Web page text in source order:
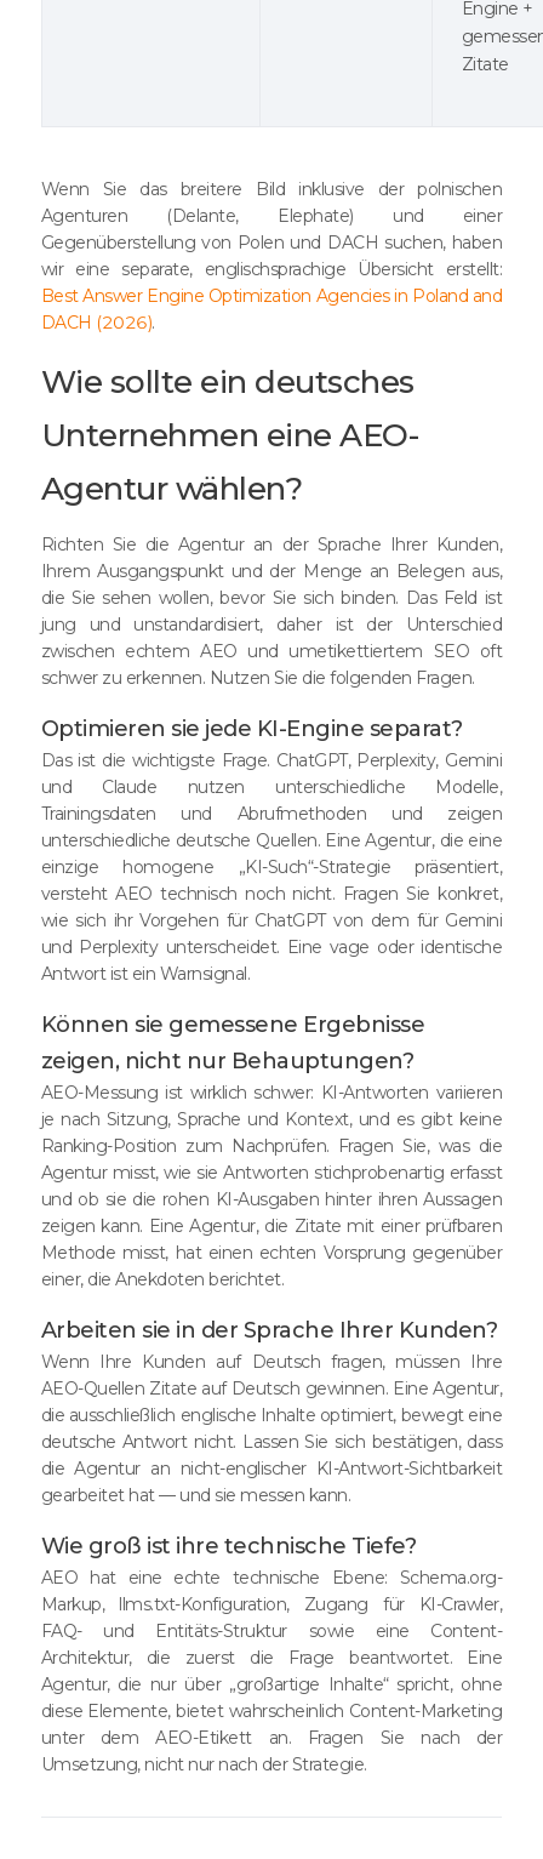
Engine +
Zitate
Wenn Sie das breitere Bild inklusive der polnischen
Agenturen (Delante, Elephate) und einer
Gegenüberstellung von Polen und DACH suchen, haben
wir eine separate, englischsprachige Übersicht erstellt:
Best Answer Engine Optimization Agencies in Poland and
DACH (2026).
Wie sollte ein deutsches
Unternehmen eine AEO-
Agentur wählen?
Richten Sie die Agentur an der Sprache Ihrer Kunden,
Ihrem Ausgangspunkt und der Menge an Belegen aus,
die Sie sehen wollen, bevor Sie sich binden. Das Feld ist
jung und unstandardisiert, daher ist der Unterschied
zwischen echtem AEO und umetikettiertem SEO oft
schwer zu erkennen. Nutzen Sie die folgenden Fragen.
Optimieren sie jede KI-Engine separat?
Das ist die wichtigste Frage. ChatGPT, Perplexity, Gemini
und Claude nutzen unterschiedliche Modelle,
Trainingsdaten und Abrufmethoden und zeigen
unterschiedliche deutsche Quellen. Eine Agentur, die eine
einzige homogene „KI-Such“-Strategie präsentiert,
versteht AEO technisch noch nicht. Fragen Sie konkret,
wie sich ihr Vorgehen für ChatGPT von dem für Gemini
und Perplexity unterscheidet. Eine vage oder identische
Antwort ist ein Warnsignal.
Können sie gemessene Ergebnisse
zeigen, nicht nur Behauptungen?
AEO-Messung ist wirklich schwer: KI-Antworten variieren
je nach Sitzung, Sprache und Kontext, und es gibt keine
Ranking-Position zum Nachprüfen. Fragen Sie, was die
Agentur misst, wie sie Antworten stichprobenartig erfasst
und ob sie die rohen KI-Ausgaben hinter ihren Aussagen
zeigen kann. Eine Agentur, die Zitate mit einer prüfbaren
Methode misst, hat einen echten Vorsprung gegenüber
einer, die Anekdoten berichtet.
Arbeiten sie in der Sprache Ihrer Kunden?
Wenn Ihre Kunden auf Deutsch fragen, müssen Ihre
AEO-Quellen Zitate auf Deutsch gewinnen. Eine Agentur,
die ausschließlich englische Inhalte optimiert, bewegt eine
deutsche Antwort nicht. Lassen Sie sich bestätigen, dass
die Agentur an nicht-englischer KI-Antwort-Sichtbarkeit
gearbeitet hat — und sie messen kann.
Wie groß ist ihre technische Tiefe?
AEO hat eine echte technische Ebene: Schema.org-
Markup, llms.txt-Konfiguration, Zugang für KI-Crawler,
FAQ- und Entitäts-Struktur sowie eine Content-
Architektur, die zuerst die Frage beantwortet. Eine
Agentur, die nur über „großartige Inhalte“ spricht, ohne
diese Elemente, bietet wahrscheinlich Content-Marketing
unter dem AEO-Etikett an. Fragen Sie nach der
Umsetzung, nicht nur nach der Strategie.